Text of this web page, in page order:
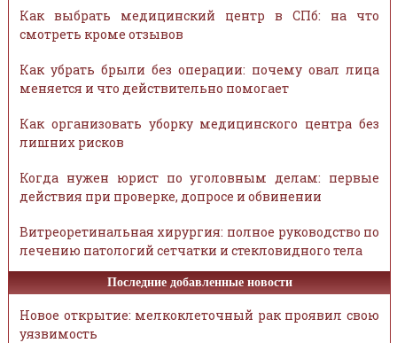
Как выбрать медицинский центр в СПб: на что
смотреть кроме отзывов
Как убрать брыли без операции: почему овал лица
меняется и что действительно помогает
Как организовать уборку медицинского центра без
лишних рисков
Когда нужен юрист по уголовным делам: первые
действия при проверке, допросе и обвинении
Витреоретинальная хирургия: полное руководство по
лечению патологий сетчатки и стекловидного тела
Последние добавленные новости
Новое открытие: мелкоклеточный рак проявил свою
уязвимость